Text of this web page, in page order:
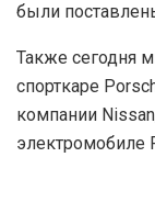
были
Также сегодня
спорткаре
компании
электромобиле